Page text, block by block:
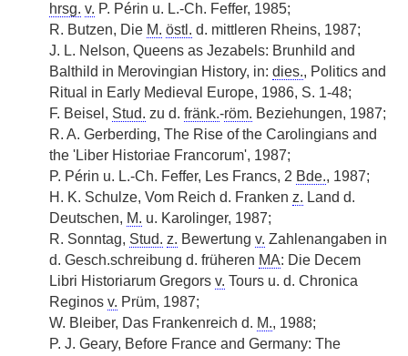
hrsg. v. P. Périn u. L.-Ch. Feffer, 1985;
R. Butzen, Die M. östl. d. mittleren Rheins, 1987;
J. L. Nelson, Queens as Jezabels: Brunhild and
Balthild in Merovingian History, in: dies., Politics and
Ritual in Early Medieval Europe, 1986, S. 1-48;
F. Beisel, Stud. zu d. fränk.-röm. Beziehungen, 1987;
R. A. Gerberding, The Rise of the Carolingians and
the 'Liber Historiae Francorum', 1987;
P. Périn u. L.-Ch. Feffer, Les Francs, 2 Bde., 1987;
H. K. Schulze, Vom Reich d. Franken z. Land d.
Deutschen, M. u. Karolinger, 1987;
R. Sonntag, Stud. z. Bewertung v. Zahlenangaben in
d. Gesch.schreibung d. früheren MA: Die Decem
Libri Historiarum Gregors v. Tours u. d. Chronica
Reginos v. Prüm, 1987;
W. Bleiber, Das Frankenreich d. M., 1988;
P. J. Geary, Before France and Germany: The